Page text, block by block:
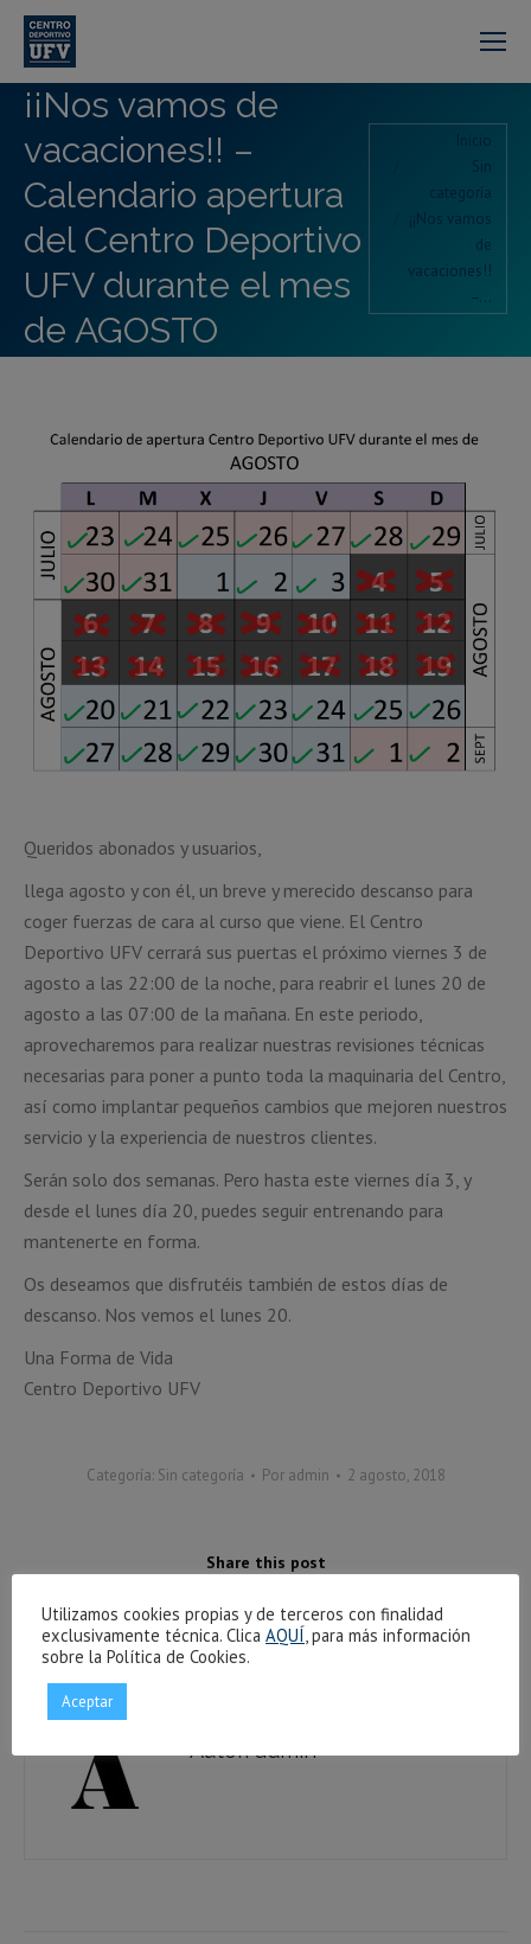
¡¡Nos vamos de
vacaciones!! –
Calendario apertura
del Centro Deportivo
UFV durante el mes
de AGOSTO
Sin
categoría
¡¡Nos vamos
de
vacaciones!!
–…
Queridos abonados y usuarios,
llega agosto y con él, un breve y merecido descanso para
coger fuerzas de cara al curso que viene. El Centro
Deportivo UFV cerrará sus puertas el próximo viernes 3 de
agosto a las 22:00 de la noche, para reabrir el lunes 20 de
agosto a las 07:00 de la mañana. En este periodo,
aprovecharemos para realizar nuestras revisiones técnicas
necesarias para poner a punto toda la maquinaria del Centro,
así como implantar pequeños cambios que mejoren nuestros
servicio y la experiencia de nuestros clientes.
Serán solo dos semanas. Pero hasta este viernes día 3, y
desde el lunes día 20, puedes seguir entrenando para
mantenerte en forma.
Os deseamos que disfrutéis también de estos días de
descanso. Nos vemos el lunes 20.
Una Forma de Vida
Centro Deportivo UFV
Categoría: Sin categoría Por admin 2 agosto, 2018
Share this post
Share
on
Share
on
Share
Share
Autor:admin
Utilizamos cookies propias y de terceros con finalidad
exclusivamente técnica. Clica AQUÍ , para más información
sobre la Política de Cookies.
Aceptar